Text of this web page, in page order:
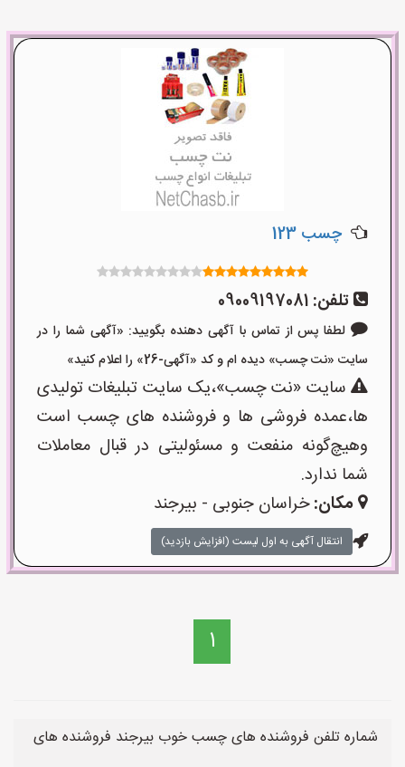
چسب 123
تلفن: 09009197081
لطفا پس از تماس با آگهی دهنده بگویید: «آگهی شما را در
سایت «نت چسب» دیده ام و کد «آگهی-26» را اعلام کنید»
سایت «نت چسب»،یک سایت تبلیغات تولیدی
ها،عمده فروشی ها و فروشنده های چسب است
وهیچ‌گونه منفعت و مسئولیتی در قبال معاملات
شما ندارد.
مکان:خراسان جنوبی - بیرجند
انتقال آگهی به اول لیست (افزایش بازدید)
1
شماره تلفن فروشنده های چسب خوب بیرجند فروشنده های